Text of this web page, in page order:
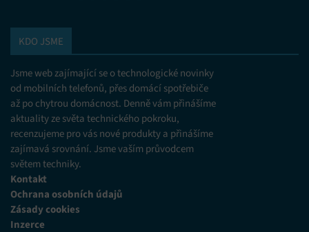
KDO JSME
Jsme web zajímající se o technologické novinky
od mobilních telefonů, přes domácí spotřebiče
až po chytrou domácnost. Denně vám přinášíme
aktuality ze světa technického pokroku,
recenzujeme pro vás nové produkty a přinášíme
zajímavá srovnání. Jsme vaším průvodcem
světem techniky.
Kontakt
Ochrana osobních údajů
Zásady cookies
Inzerce